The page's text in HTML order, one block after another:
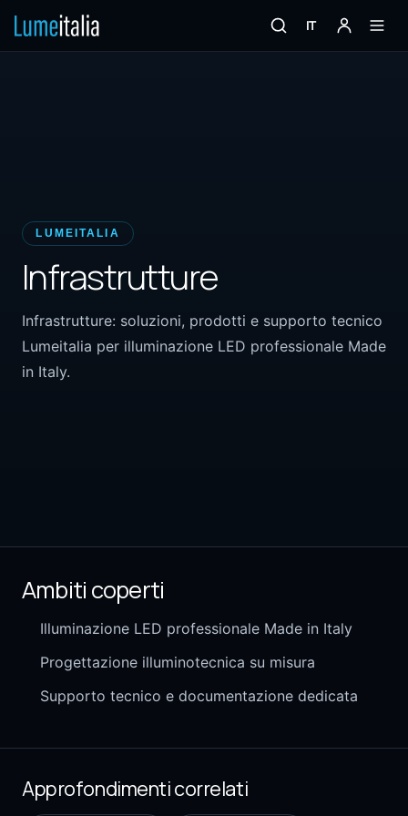
IT
LUMEITALIA
Infrastrutture
Infrastrutture: soluzioni, prodotti e supporto tecnico
Lumeitalia per illuminazione LED professionale Made
in Italy.
Ambiti coperti
Illuminazione LED professionale Made in Italy
Progettazione illuminotecnica su misura
Supporto tecnico e documentazione dedicata
Approfondimenti correlati